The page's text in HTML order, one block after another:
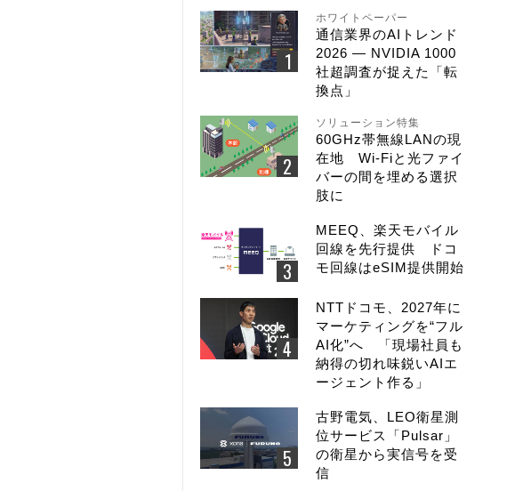
ホワイトペーパー
通信業界のAIトレンド
2026 ― NVIDIA 1000
社超調査が捉えた「転
換点」
ソリューション特集
60GHz帯無線LANの現
在地 Wi-Fiと光ファイ
バーの間を埋める選択
肢に
MEEQ、楽天モバイル
回線を先行提供 ドコ
モ回線はeSIM提供開始
NTTドコモ、2027年に
マーケティングを“フル
AI化”へ 「現場社員も
納得の切れ味鋭いAIエ
ージェント作る」
古野電気、LEO衛星測
位サービス「Pulsar」
の衛星から実信号を受
信